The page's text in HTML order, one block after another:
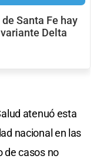
Santa Fe hay
Delta
atenuó esta
nacional en las
de casos no